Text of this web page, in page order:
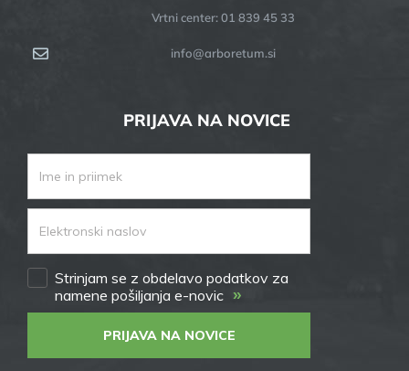
Vrtni center: 01 839 45 33
info@arboretum.si
PRIJAVA NA NOVICE
Strinjam se z obdelavo podatkov za
namene pošiljanja e-novic »
PRIJAVA NA NOVICE